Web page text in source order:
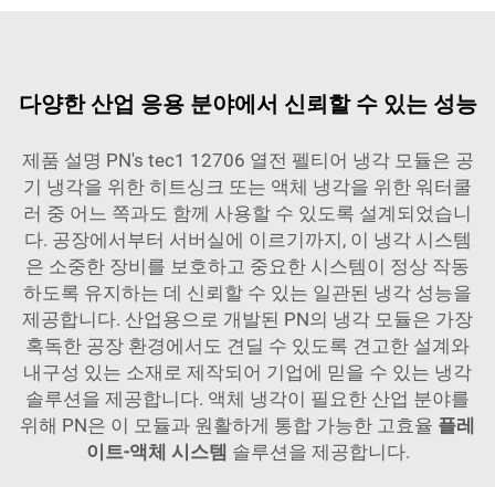
다양한 산업 응용 분야에서 신뢰할 수 있는 성능
제품 설명 PN's tec1 12706 열전 펠티어 냉각 모듈은 공
기 냉각을 위한 히트싱크 또는 액체 냉각을 위한 워터쿨
러 중 어느 쪽과도 함께 사용할 수 있도록 설계되었습니
다. 공장에서부터 서버실에 이르기까지, 이 냉각 시스템
은 소중한 장비를 보호하고 중요한 시스템이 정상 작동
하도록 유지하는 데 신뢰할 수 있는 일관된 냉각 성능을
제공합니다. 산업용으로 개발된 PN의 냉각 모듈은 가장
혹독한 공장 환경에서도 견딜 수 있도록 견고한 설계와
내구성 있는 소재로 제작되어 기업에 믿을 수 있는 냉각
솔루션을 제공합니다. 액체 냉각이 필요한 산업 분야를
위해 PN은 이 모듈과 원활하게 통합 가능한 고효율 플레
이트-액체 시스템 솔루션을 제공합니다.